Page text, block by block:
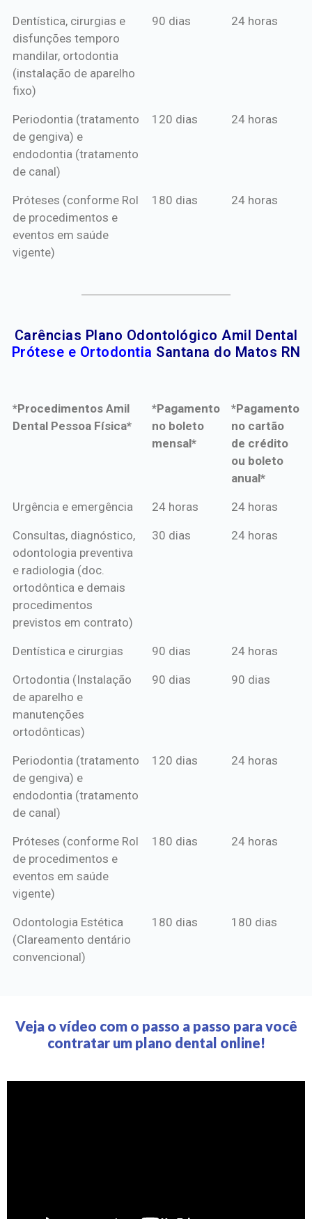
Dentística, cirurgias e
disfunções temporo
mandilar, ortodontia
(instalação de aparelho
fixo)
90 dias 24 horas
Periodontia (tratamento
de gengiva) e
endodontia (tratamento
de canal)
120 dias 24 horas
Próteses (conforme Rol
de procedimentos e
eventos em saúde
vigente)
180 dias 24 horas
Carências Plano Odontológico Amil Dental
Prótese e Ortodontia Santana do Matos RN
*Procedimentos Amil
Dental Pessoa Física*
*Pagamento
no boleto
mensal*
*Pagamento
no cartão
de crédito
ou boleto
anual*
*Procedimentos Amil
*Pagamento
mensal*
*Pagamento
de crédito
Urgência e emergência 24 horas 24 horas
Consultas, diagnóstico,
odontologia preventiva
e radiologia (doc.
ortodôntica e demais
procedimentos
previstos em contrato)
30 dias 24 horas
Dentística e cirurgias 90 dias 24 horas
Ortodontia (Instalação
de aparelho e
manutenções
ortodônticas)
90 dias 90 dias
Periodontia (tratamento
de gengiva) e
endodontia (tratamento
de canal)
120 dias 24 horas
Próteses (conforme Rol
de procedimentos e
eventos em saúde
vigente)
180 dias 24 horas
Odontologia Estética
(Clareamento dentário
convencional)
180 dias 180 dias
Veja o vídeo com o passo a passo para você
contratar um plano dental online!